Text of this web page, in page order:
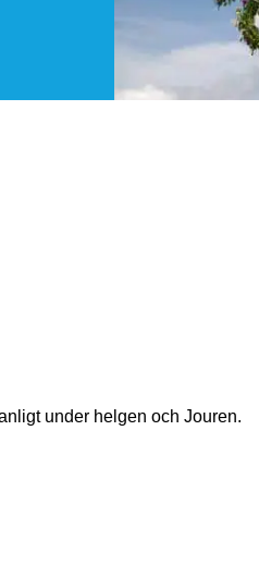
under helgen och Jouren.